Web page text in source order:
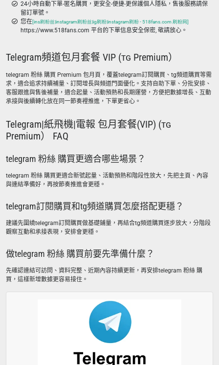
24小時自動下單-匿名購買，更安全-便捷-更保護個人隱私，售後服務請保
留訂單號。
您在[ins刷粉丝|instagram刷粉丝|ig刷粉|instagram刷粉 - 518fans.com 刷粉网]
https://www.518fans.com 平台的下單信息安全保密, 敬請放心。
Telegram頻道包月套餐 VIP (ᴛɢ Premium）
telegram 粉絲 購買 Premium 包月頁，覆蓋telegram訂閱購買、tg頻道購買等需
求，適合追求持續補量、訂閱增長與頻道門面優化。支持自助下單、分批安排、
客服跟進與售後補量，適合起量、活動預熱和長期運營，方便把數據增長、互動
承接與後續轉化放在同一節奏裡推進，下單更省心。
Telegram|紙飛機|電報 包月套餐(VIP) (ᴛɢ
Premium） FAQ
telegram 粉絲 購買更適合哪些場景？
telegram 粉絲 購買更適合新號起量、活動預熱和階段性放大，先把主頁、內容
與連結準備好，再按節奏推進會更穩。
telegram訂閱購買和tg頻道購買怎麼搭配更穩？
建議先圍繞telegram訂閱購買做基礎鋪量，再結合tg頻道購買逐步放大，分階段
觀察互動和承接表現，安排會更穩。
做telegram 粉絲 購買前要先準備什麼？
先確認連結可訪問、資料完整、近期內容持續更新，再安排telegram 粉絲 購
買，這樣新增數據更容易接住。